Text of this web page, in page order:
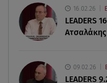
«Oνειρευόμουν έναν
05.08.26 , 20:51
05.08.26 , 20:42
16.02.26
LEADERS
Ατσαλάκης
09.02.26
LEADERS